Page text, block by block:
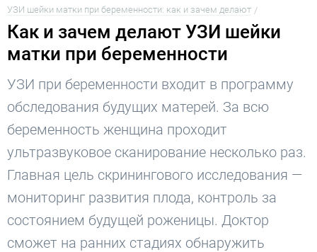
УЗИ шейки матки при беременности: как и зачем делают
Как и зачем делают УЗИ шейки
матки при беременности
УЗИ при беременности входит в программу
обследования будущих матерей. За всю
беременность женщина проходит
ультразвуковое сканирование несколько раз.
Главная цель скринингового исследования —
мониторинг развития плода, контроль за
состоянием будущей роженицы. Доктор
сможет на ранних стадиях обнаружить